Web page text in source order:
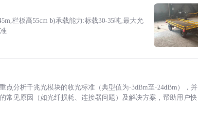
栏板高55cm b)承载能力:标载30-35吨,最大允
分析千兆光模块的收光标准（典型值为-3dBm至-24dBm），并
常见原因（如光纤损耗、连接器问题）及解决方案，帮助用户快